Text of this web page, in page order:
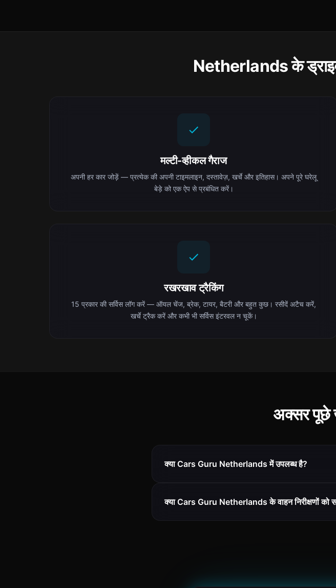
Netherlands के
मल्टी-व्हीकल गैराज
अपनी हर कार जोड़ें — प्रत्येक की अपनी टाइमलाइन, दस्तावेज़, खर्चे और इतिहास। अपने पूरे घरेलू
बेड़े को एक ऐप से प्रबंधित करें।
रखरखाव ट्रैकिंग
15 प्रकार की सर्विस लॉग करें — ऑयल चेंज, ब्रेक, टायर, बैटरी और बहुत कुछ। रसीदें अटैच करें,
खर्चे ट्रैक करें और कभी भी सर्विस इंटरवल न चूकें।
अक्सर पूछे
क्या Cars Guru Netherlands में उपलब्ध है?
क्या Cars Guru Netherlands के वाहन निरीक्षणों को